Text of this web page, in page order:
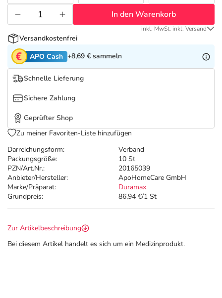
Vitamine & Mineralstoffe
Darreichungsform:
Verband
Packungsgröße:
10 St
PZN/Art.Nr.:
20165039
Anbieter/Hersteller:
ApoHomeCare GmbH
Marke/Präparat:
Duramax
Grundpreis:
86,94 €/1 St
In den Warenkorb
inkl. MwSt. inkl. Versand
Versandkostenfrei
APO Cash +8,69 € sammeln
Schnelle Lieferung
Sichere Zahlung
Geprüfter Shop
Zu meiner Favoriten-Liste hinzufügen
Zur Artikelbeschreibung
Bei diesem Artikel handelt es sich um ein Medizinprodukt.